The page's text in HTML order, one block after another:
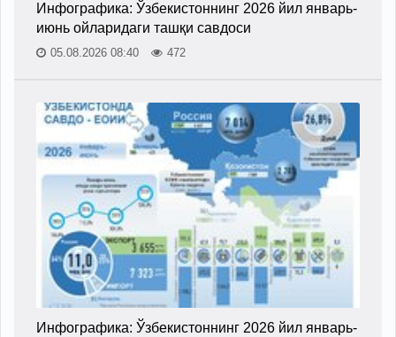
Инфографика: Ўзбекистоннинг 2026 йил январь-
июнь ойларидаги ташқи савдоси
05.08.2026 08:40 472
Инфографика: Ўзбекистоннинг 2026 йил январь-